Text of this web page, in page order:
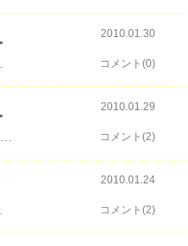
ました！ 2010.01.30
コメント(0)
戦の幕 2010.01.29
コメント(2)
2010.01.24
コメント(2)